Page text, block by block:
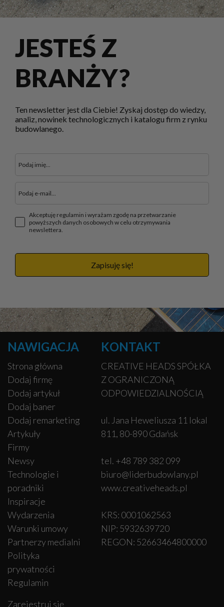
JESTEŚ Z
BRANŻY?
Ten newsletter jest dla Ciebie! Zyskaj dostęp do wiedzy,
analiz, nowinek technologicznych i katalogu firm z rynku
budowlanego.
Akceptuję regulamin i wyrażam zgodę na przetwarzanie
powyższych danych osobowych w celu otrzymywania
newslettera.
Zapisuję się!
NAWIGACJA
Strona główna
Dodaj firmę
Dodaj artykuł
Dodaj baner
Dodaj remarketing
Artykuły
Firmy
Newsy
Technologie i
poradniki
Inspiracje
Wydarzenia
Warunki umowy
Partnerzy medialni
Polityka
prywatności
Regulamin
Zarejestruj się
KONTAKT
CREATIVE HEADS SPÓŁKA
Z OGRANICZONĄ
ODPOWIEDZIALNOŚCIĄ
ul. Jana Heweliusza 11 lokal
811, 80-890 Gdańsk
tel. +48 789 382 099
biuro@liderbudowlany.pl
www.creativeheads.pl
KRS: 0001062563
NIP: 5932639720
REGON: 52663464800000